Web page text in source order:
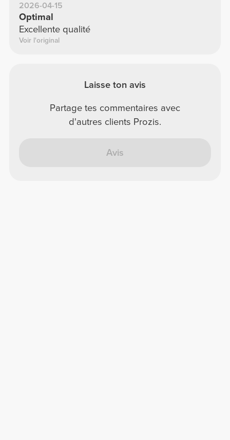
2026-04-15
Optimal
Excellente qualité
Voir l'original
Laisse ton avis
Partage tes commentaires avec
d'autres clients Prozis.
Avis